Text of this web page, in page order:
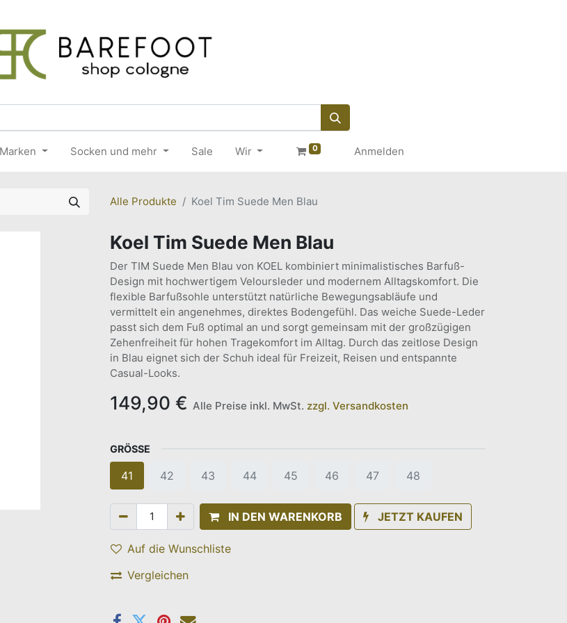
Marken Socken und mehr Sale Wir 0 Anmelden
Alle Produkte Koel Tim Suede Men Blau
Koel Tim Suede Men Blau
Der TIM Suede Men Blau von KOEL kombiniert minimalistisches Barfuß-
Design mit hochwertigem Veloursleder und modernem Alltagskomfort. Die
flexible Barfußsohle unterstützt natürliche Bewegungsabläufe und
vermittelt ein angenehmes, direktes Bodengefühl. Das weiche Suede-Leder
passt sich dem Fuß optimal an und sorgt gemeinsam mit der großzügigen
Zehenfreiheit für hohen Tragekomfort im Alltag. Durch das zeitlose Design
in Blau eignet sich der Schuh ideal für Freizeit, Reisen und entspannte
Casual-Looks.
149,90 € Alle Preise inkl. MwSt. zzgl. Versandkosten
GRÖSSE
41 42 43 44 45 46 47 48
IN DEN WARENKORB JETZT KAUFEN
Auf die Wunschliste
Vergleichen